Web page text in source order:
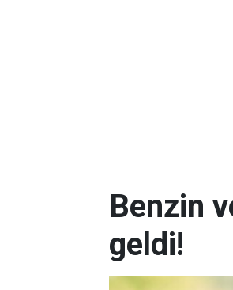
Benzin
geldi!